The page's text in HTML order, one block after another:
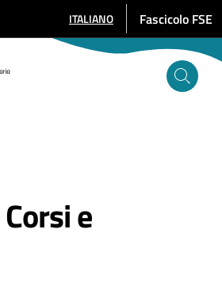
SELEZIONE LINGUA: LINGUA
ITALIANO Fascicolo FSE
e